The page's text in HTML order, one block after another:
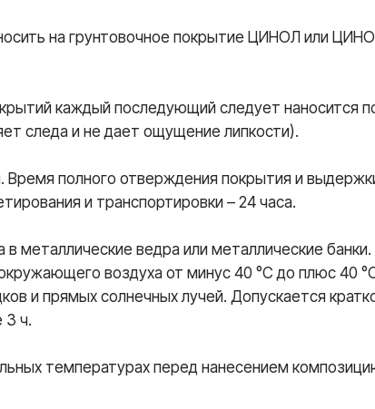
на грунтовочное покрытие ЦИНОЛ или
каждый последующий следует наносится
следа и не дает ощущение липкости).
полного отверждения покрытия и
и транспортировки – 24 часа.
в металлические ведра или металлические
воздуха от минус 40 °С до плюс 40
и прямых солнечных лучей. Допускается
3 ч.
температурах перед нанесением